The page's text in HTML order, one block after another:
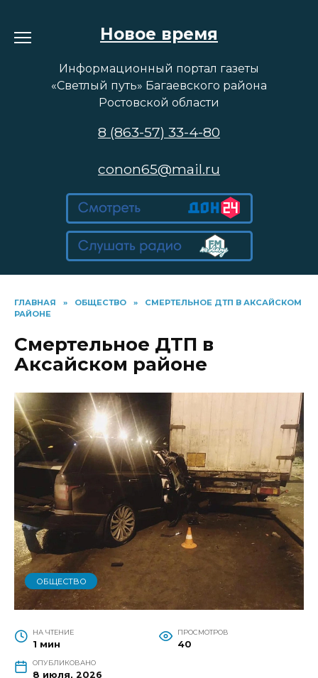
содержанию
Новое время
Информационный портал газеты
«Светлый путь» Багаевского района
Ростовской области
8 (863-57) 33-4-80
conon65@mail.ru
ГЛАВНАЯ » ОБЩЕСТВО »
СМЕРТЕЛЬНОЕ ДТП В АКСАЙСКОМ
РАЙОНЕ
Смертельное ДТП в
Аксайском районе
ОБЩЕСТВО
НА ЧТЕНИЕ
1 мин
ПРОСМОТРОВ
40
ОПУБЛИКОВАНО
8 июля, 2026